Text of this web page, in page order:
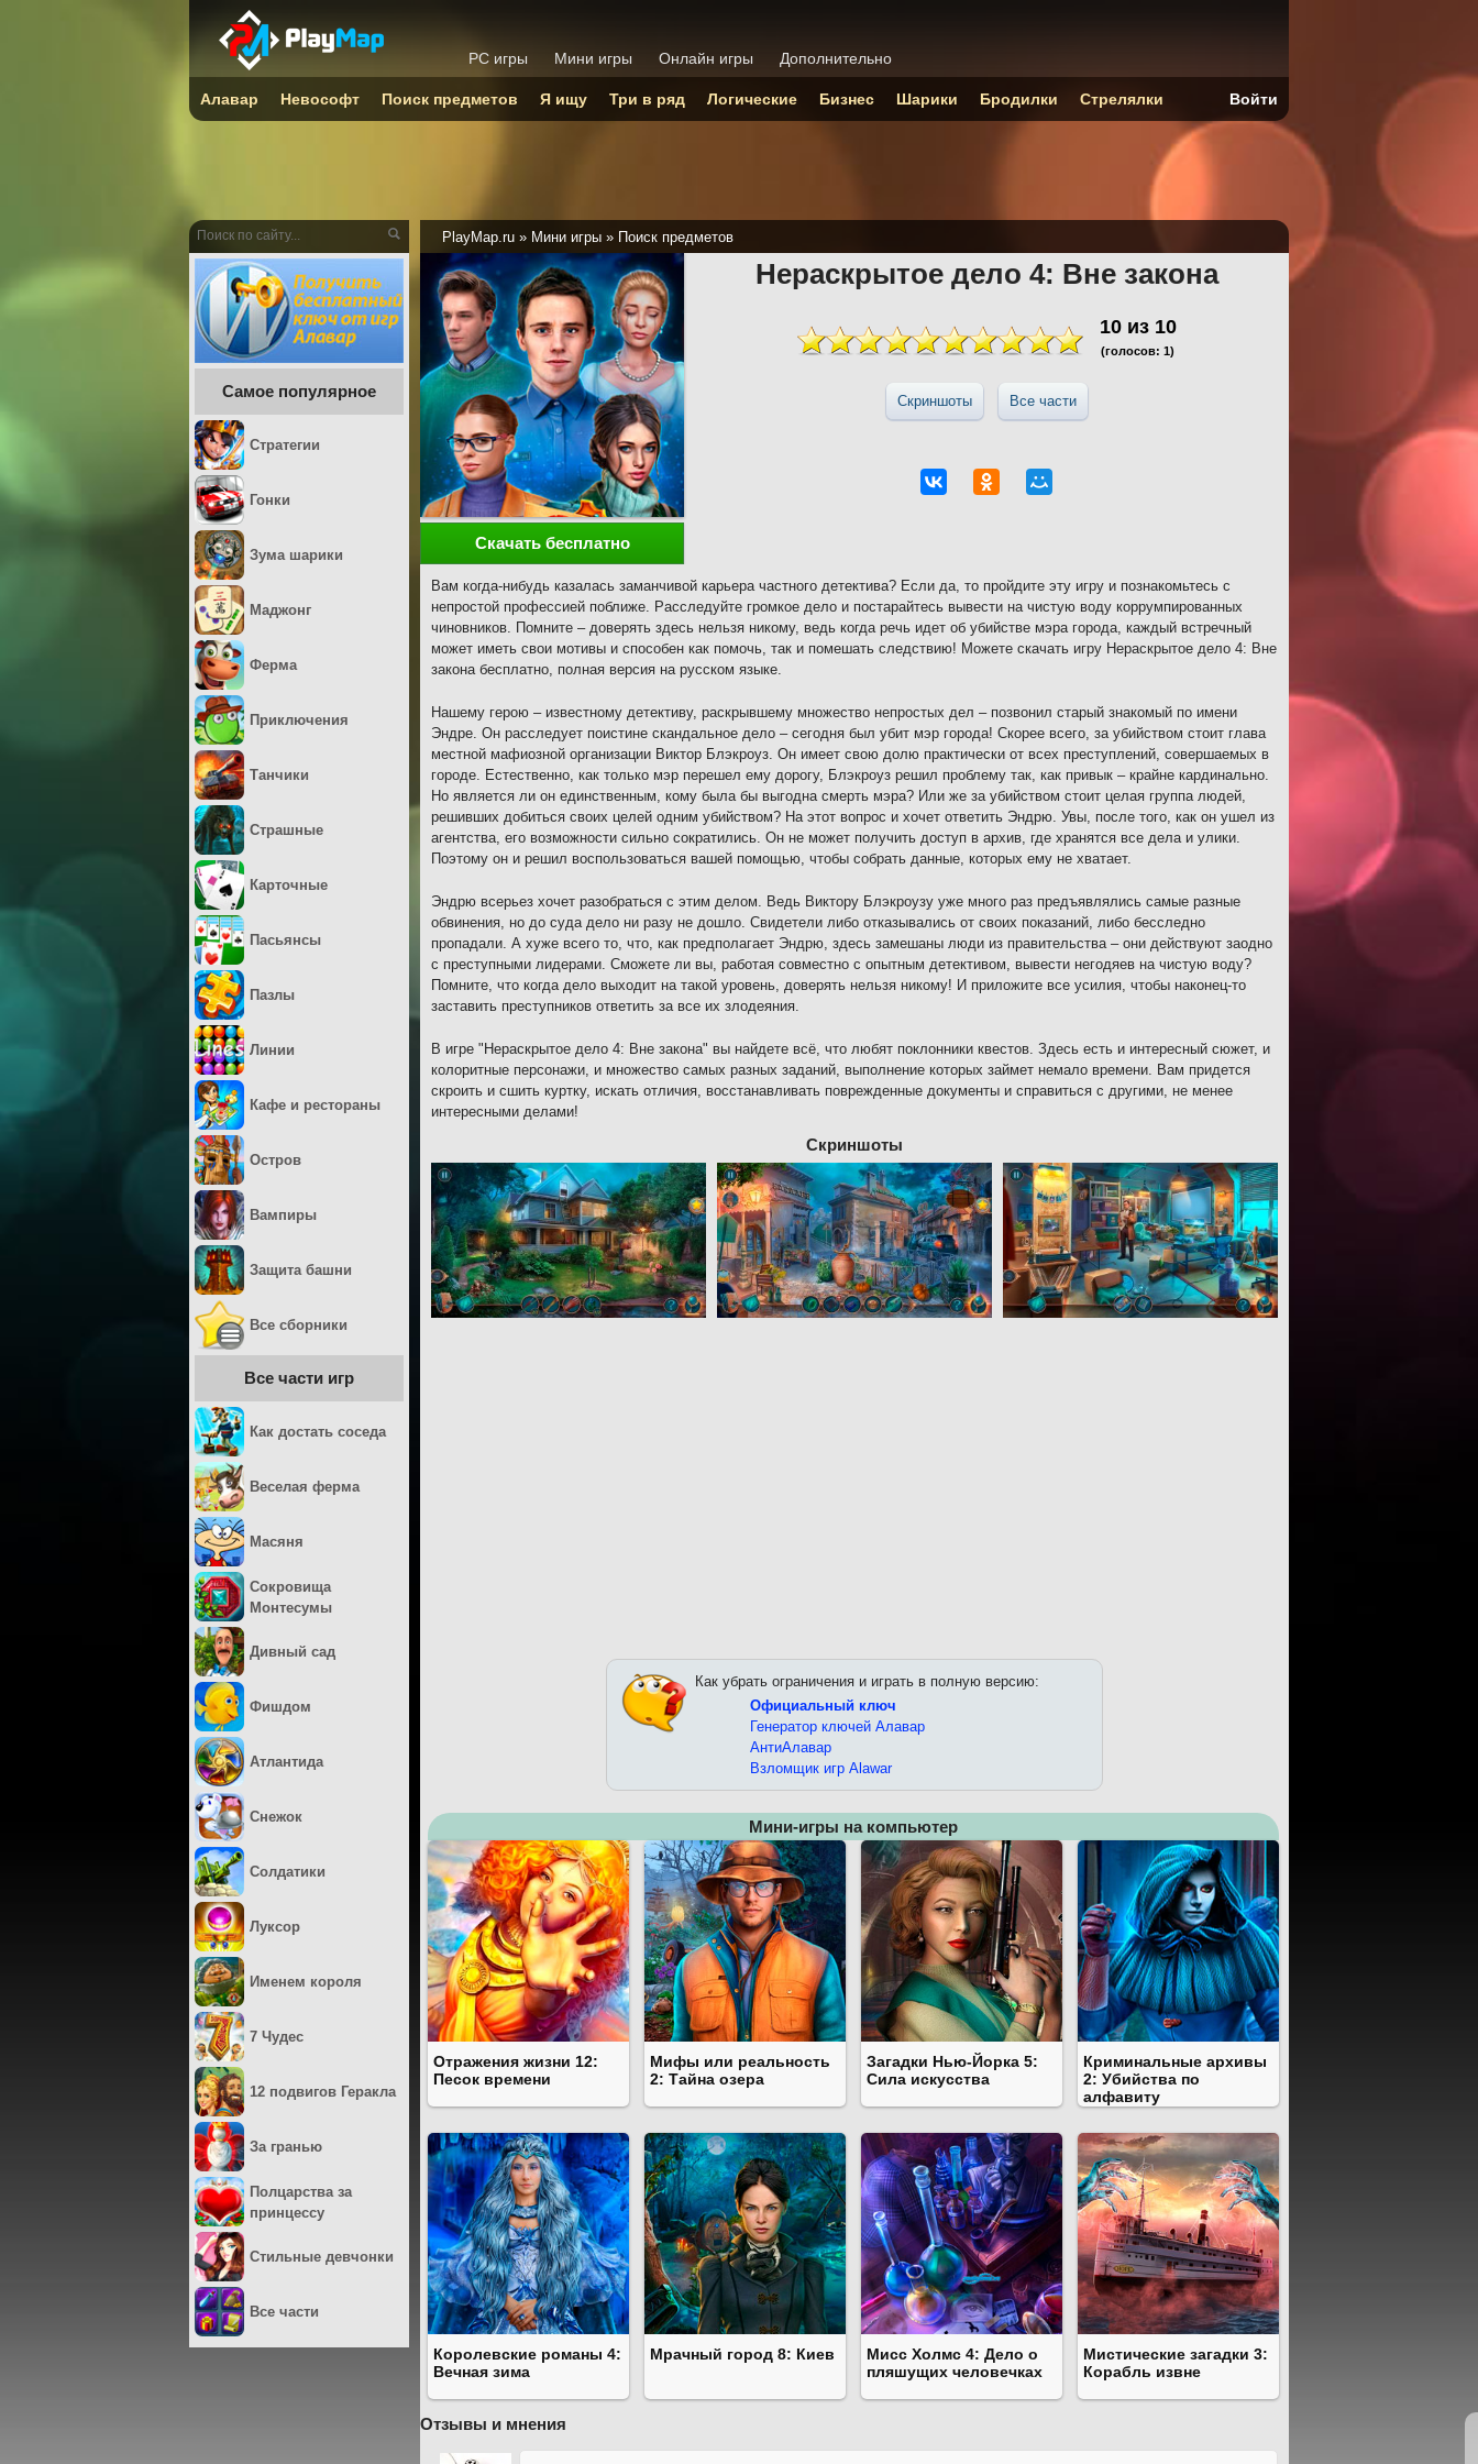
PlayMap.ru » Мини игры » Поиск предметов
Нераскрытое дело 4: Вне закона
10из 10
(голосов: 1)
Скриншоты Все части
Скачать бесплатно
Вам когда-нибудь казалась заманчивой карьера частного детектива? Если да, то пройдите эту игру и познакомьтесь с
непростой профессией поближе. Расследуйте громкое дело и постарайтесь вывести на чистую воду коррумпированных
чиновников. Помните – доверять здесь нельзя никому, ведь когда речь идет об убийстве мэра города, каждый встречный
может иметь свои мотивы и способен как помочь, так и помешать следствию! Можете скачать игру Нераскрытое дело 4: Вне
закона бесплатно, полная версия на русском языке.
Нашему герою – известному детективу, раскрывшему множество непростых дел – позвонил старый знакомый по имени
Эндре. Он расследует поистине скандальное дело – сегодня был убит мэр города! Скорее всего, за убийством стоит глава
местной мафиозной организации Виктор Блэкроуз. Он имеет свою долю практически от всех преступлений, совершаемых в
городе. Естественно, как только мэр перешел ему дорогу, Блэкроуз решил проблему так, как привык – крайне кардинально.
Но является ли он единственным, кому была бы выгодна смерть мэра? Или же за убийством стоит целая группа людей,
решивших добиться своих целей одним убийством? На этот вопрос и хочет ответить Эндрю. Увы, после того, как он ушел из
агентства, его возможности сильно сократились. Он не может получить доступ в архив, где хранятся все дела и улики.
Поэтому он и решил воспользоваться вашей помощью, чтобы собрать данные, которых ему не хватает.
Эндрю всерьез хочет разобраться с этим делом. Ведь Виктору Блэкроузу уже много раз предъявлялись самые разные
обвинения, но до суда дело ни разу не дошло. Свидетели либо отказывались от своих показаний, либо бесследно
пропадали. А хуже всего то, что, как предполагает Эндрю, здесь замешаны люди из правительства – они действуют заодно
с преступными лидерами. Сможете ли вы, работая совместно с опытным детективом, вывести негодяев на чистую воду?
Помните, что когда дело выходит на такой уровень, доверять нельзя никому! И приложите все усилия, чтобы наконец-то
заставить преступников ответить за все их злодеяния.
В игре "Нераскрытое дело 4: Вне закона" вы найдете всё, что любят поклонники квестов. Здесь есть и интересный сюжет, и
колоритные персонажи, и множество самых разных заданий, выполнение которых займет немало времени. Вам придется
скроить и сшить куртку, искать отличия, восстанавливать поврежденные документы и справиться с другими, не менее
интересными делами!
Скриншоты
Как убрать ограничения и играть в полную версию:
Официальный ключ
Генератор ключей Алавар
АнтиАлавар
Взломщик игр Alawar
Мини-игры на компьютер
Отражения жизни 12:
Песок времени
Мифы или реальность
2: Тайна озера
Загадки Нью-Йорка 5:
Сила искусства
Криминальные архивы
2: Убийства по
алфавиту
Королевские романы 4:
Вечная зима
Мрачный город 8: Киев
Мисс Холмс 4: Дело о
пляшущих человечках
Мистические загадки 3:
Корабль извне
Отзывы и мнения
Самое популярное
Стратегии
Гонки
Зума шарики
Маджонг
Ферма
Приключения
Танчики
Страшные
Карточные
Пасьянсы
Пазлы
Линии
Кафе и рестораны
Остров
Вампиры
Защита башни
Все сборники
Все части игр
Как достать соседа
Веселая ферма
Масяня
Сокровища
Монтесумы
Дивный сад
Фишдом
Атлантида
Снежок
Солдатики
Луксор
Именем короля
7 Чудес
12 подвигов Геракла
За гранью
Полцарства за
принцессу
Стильные девчонки
Все части
PC игры Мини игры Онлайн игры Дополнительно
Алавар Невософт Поиск предметов Я ищу Три в ряд Логические Бизнес Шарики Бродилки Стрелялки Войти